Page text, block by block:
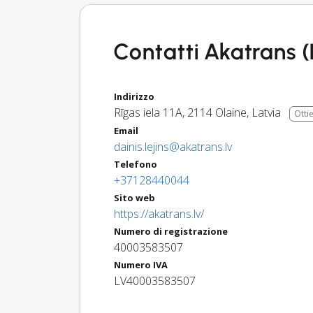
Contatti Akatrans
Indirizzo
Rīgas iela 11A, 2114 Olaine, Latvia
Email
dainis.lejins@akatrans.lv
Telefono
+37128440044
Sito web
https://akatrans.lv/
Numero di registrazione
40003583507
Numero IVA
LV40003583507